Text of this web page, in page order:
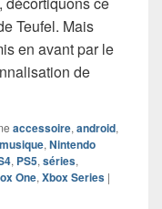
Teufel. Mais
en avant par le
de
accessoire, android,
musique, Nintendo
, PS5, séries,
One, Xbox Series |